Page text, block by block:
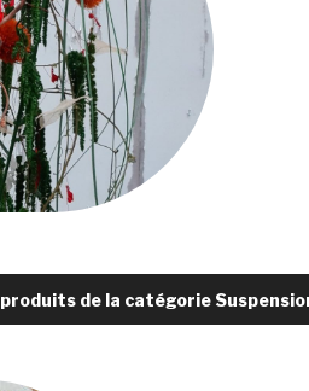
de la catégorie